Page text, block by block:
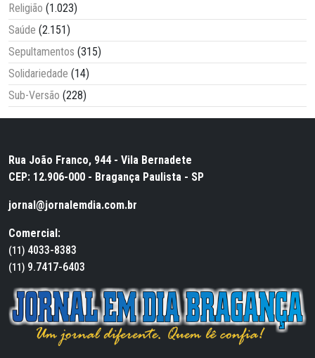
Religião (1.023)
Saúde (2.151)
Sepultamentos (315)
Solidariedade (14)
Sub-Versão (228)
Rua João Franco, 944 - Vila Bernadete
CEP: 12.906-000 - Bragança Paulista - SP
jornal@jornalemdia.com.br
Comercial:
(11) 4033-8383
(11) 9.7417-6403